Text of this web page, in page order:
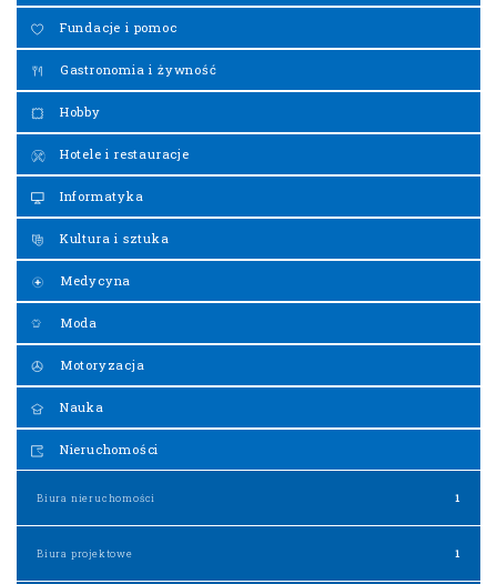
Fundacje i pomoc
Gastronomia i żywność
Hobby
Hotele i restauracje
Informatyka
Kultura i sztuka
Medycyna
Moda
Motoryzacja
Nauka
Nieruchomości
Biura nieruchomości 1
Biura projektowe 1